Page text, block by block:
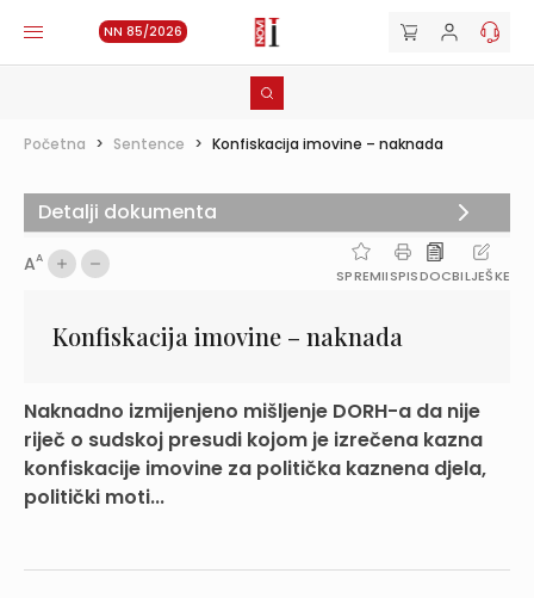
NN 85/2026
Početna > Sentence > Konfiskacija imovine – naknada
AA
SPREMIISPISDOCBILJEŠKE
Konfiskacija imovine – naknada
Naknadno izmijenjeno mišljenje DORH-a da nije
riječ o sudskoj presudi kojom je izrečena kazna
konfiskacije imovine za politička kaznena djela,
politički moti...
Detalji dokumenta